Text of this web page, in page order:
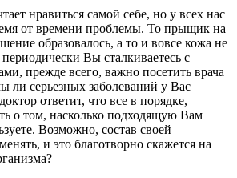
нравиться самой себе, но у всех нас
от времени проблемы. То прыщик на
образовалось, а то и вовсе кожа не
Вы сталкиваетесь с
прежде всего, важно посетить врача
ли серьезных заболеваний у Вас
ответит, что все в порядке,
о том, насколько подходящую Вам
Возможно, состав своей
и это благотворно скажется на